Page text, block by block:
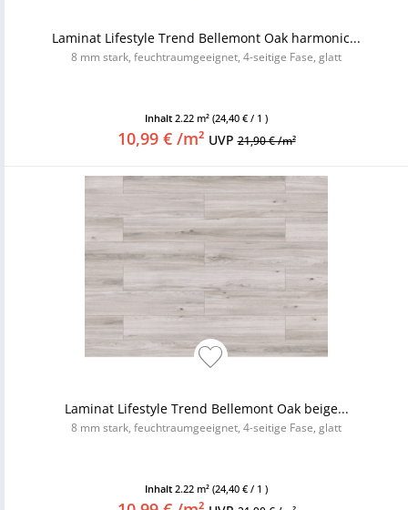
Laminat Lifestyle Trend Bellemont Oak harmonic...
8 mm stark, feuchtraumgeeignet, 4-seitige Fase, glatt
Inhalt 2.22 m² (24,40 € / 1 )
10,99 € /m² UVP21,90 € /m²
Laminat Lifestyle Trend Bellemont Oak beige...
8 mm stark, feuchtraumgeeignet, 4-seitige Fase, glatt
Inhalt 2.22 m² (24,40 € / 1 )